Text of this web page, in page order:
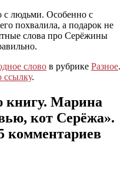
с людьми. Особенно с
похвалила, а подарок не
слова про Серёжины
слово в рубрике Разное.
ссылку.
книгу. Марина
кот Серёжа».
комментариев